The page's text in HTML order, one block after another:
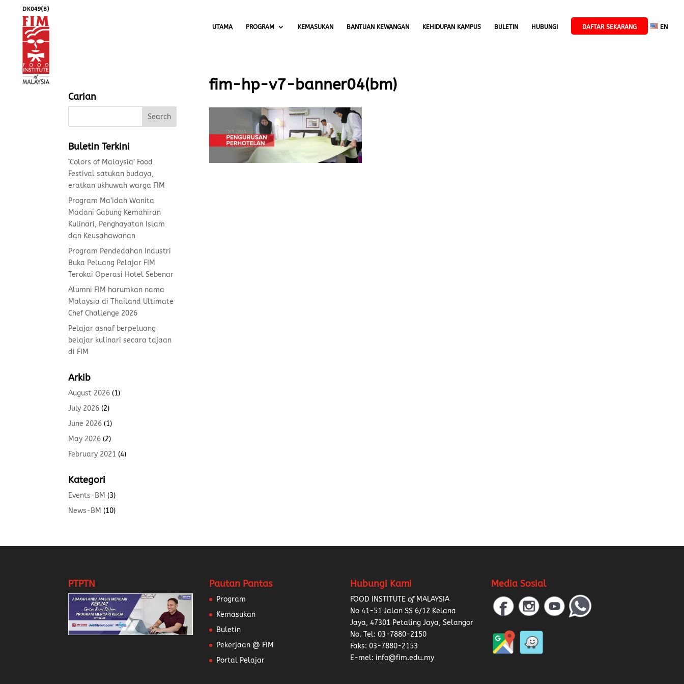
UTAMA PROGRAM KEMASUKAN BANTUAN KEWANGAN KEHIDUPAN KAMPUS BULETIN HUBUNGI DAFTAR SEKARANG EN
fim-hp-v7-banner04(bm)
Carian
Buletin Terkini
‘Colors of Malaysia’ Food
Festival satukan budaya,
eratkan ukhuwah warga FIM
Program Ma’idah Wanita
Madani Gabung Kemahiran
Kulinari, Penghayatan Islam
dan Keusahawanan
Program Pendedahan Industri
Buka Peluang Pelajar FIM
Terokai Operasi Hotel Sebenar
Alumni FIM harumkan nama
Malaysia di Thailand Ultimate
Chef Challenge 2026
Pelajar asnaf berpeluang
belajar kulinari secara tajaan
di FIM
Arkib
August 2026 (1)
July 2026 (2)
June 2026 (1)
May 2026 (2)
February 2021 (4)
Kategori
Events-BM (3)
News-BM (10)
PTPTN Pautan Pantas
Program
Kemasukan
Buletin
Pekerjaan @ FIM
Portal Pelajar
Hubungi Kami
FOOD INSTITUTEofMALAYSIA
No 41-51 Jalan SS 6/12 Kelana
Jaya, 47301 Petaling Jaya, Selangor
No. Tel:03-7880-2150
Faks: 03-7880-2153
E-mel: info@fim.edu.my
Media Sosial